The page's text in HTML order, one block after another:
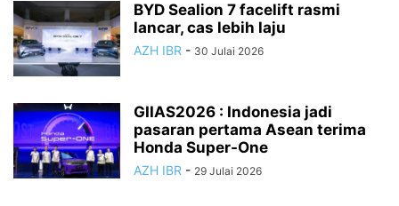
BYD Sealion 7 facelift rasmi
lancar, cas lebih laju
AZH IBR - 30 Julai 2026
GIIAS2026 : Indonesia jadi
pasaran pertama Asean terima
Honda Super-One
AZH IBR - 29 Julai 2026